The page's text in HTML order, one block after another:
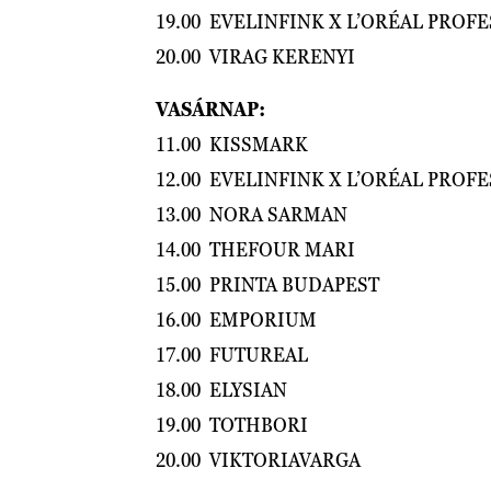
19.00 EVELINFINK X L’ORÉAL
20.00 VIRAG KERENYI
VASÁRNAP:
11.00 KISSMARK
12.00 EVELINFINK X L’ORÉAL
13.00 NORA SARMAN
14.00 THEFOUR MARI
15.00 PRINTA BUDAPEST
16.00 EMPORIUM
17.00 FUTUREAL
18.00 ELYSIAN
19.00 TOTHBORI
20.00 VIKTORIAVARGA